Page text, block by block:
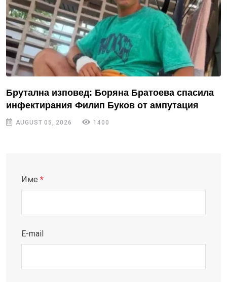
Брутална изповед: Боряна Братоева спасила
инфектирания Филип Буков от ампутация
AUGUST 05, 2026 1400
Име *
E-mail